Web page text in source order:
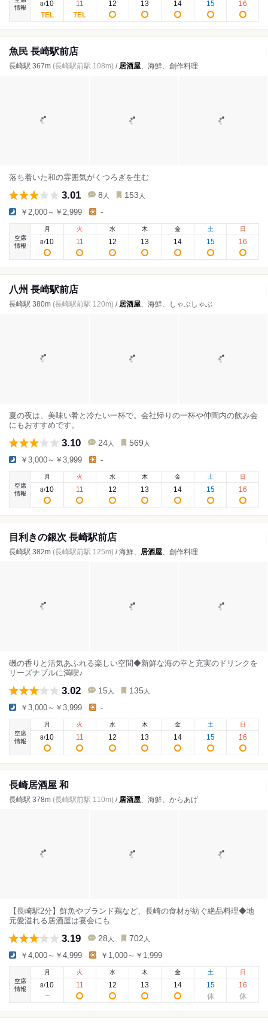
情報
8/10 11 12 13 14 15 16
魚民 長崎駅前店
長崎駅 367m (長崎駅前駅 108m) / 居酒屋、海鮮、創作料理
落ち着いた和の雰囲気がくつろぎを生む
3.01 8 人 153 人
￥2,000～￥2,999 -
空席
情報
月
8/10
火
11
水
12
木
13
金
14
土
15
日
16
八州 長崎駅前店
長崎駅 380m (長崎駅前駅 120m) / 居酒屋、海鮮、しゃぶしゃぶ
夏の夜は、美味い肴と冷たい一杯で。会社帰りの一杯や仲間内の飲み会
にもおすすめです。
3.10 24 人 569 人
￥3,000～￥3,999 -
空席
情報
月
8/10
火
11
水
12
木
13
金
14
土
15
日
16
目利きの銀次 長崎駅前店
長崎駅 382m (長崎駅前駅 125m) / 海鮮、 居酒屋、創作料理
磯の香りと活気あふれる楽しい空間◆新鮮な海の幸と充実のドリンクを
リーズナブルに満喫♪
3.02 15 人 135 人
￥3,000～￥3,999 -
空席
情報
月
8/10
火
11
水
12
木
13
金
14
土
15
日
16
長崎居酒屋 和
長崎駅 378m (長崎駅前駅 110m) / 居酒屋、海鮮、からあげ
【長崎駅2分】鮮魚やブランド鶏など、長崎の食材が紡ぐ絶品料理◆地
元愛溢れる居酒屋は宴会にも
3.19 28 人 702 人
￥4,000～￥4,999 ￥1,000～￥1,999
空席
情報
月
8/10
火
11
水
12
木
13
金
14
土
15
日
16